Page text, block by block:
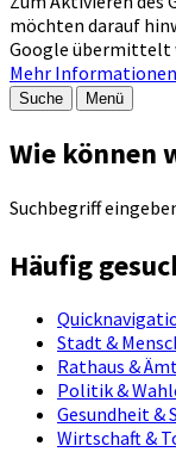
möchten darauf
Google übermittelt
Mehr
Suche Menü
Wie können
Suchbegriff
Häufig
Stadt &
Rathaus &
Politik &
Gesundheit &
Wirtschaft &